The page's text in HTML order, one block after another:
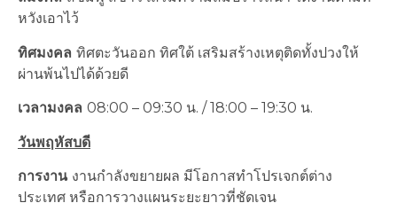
หวังเอาไว้
ทิศมงคล ทิศตะวันออก ทิศใต้ เสริมสร้างเหตุติดทั้งปวงให้
ผ่านพ้นไปได้ด้วยดี
เวลามงคล 08:00 – 09:30 น. / 18:00 – 19:30 น.
วันพฤหัสบดี
การงาน งานกำลังขยายผล มีโอกาสทำโปรเจกต์ต่าง
ประเทศ หรือการวางแผนระยะยาวที่ชัดเจน